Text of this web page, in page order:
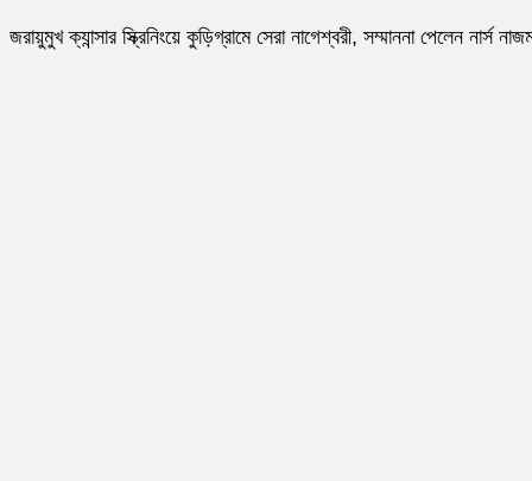
জরায়ুমুখ ক্যান্সার স্ক্রিনিংয়ে কুড়িগ্রামে সেরা নাগেশ্বরী, সম্মাননা পেলেন নার্স